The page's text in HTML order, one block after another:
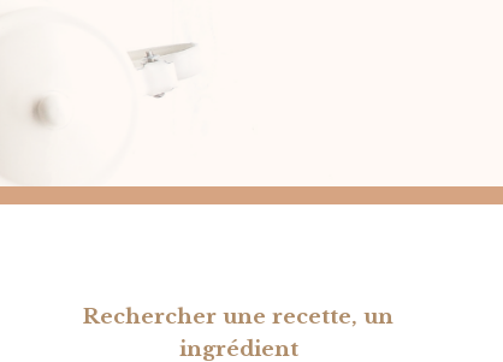
Rechercher une recette, un
ingrédient